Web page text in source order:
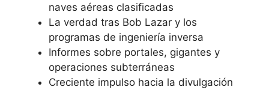
naves aéreas clasificadas
La verdad tras Bob Lazar y los
programas de ingeniería inversa
Informes sobre portales, gigantes y
operaciones subterráneas
Creciente impulso hacia la divulgación